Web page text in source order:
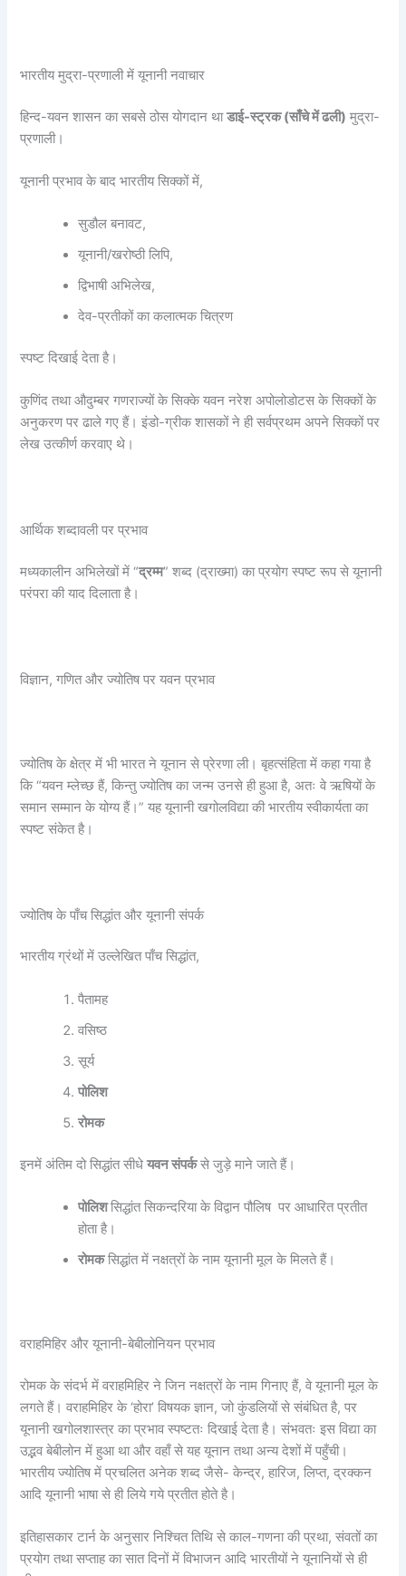
भारतीय मुद्रा-प्रणाली में यूनानी नवाचार
हिन्द-यवन शासन का सबसे ठोस योगदान थाडाई-स्ट्रक (साँचे में ढली) मुद्रा-
प्रणाली।
यूनानी प्रभाव के बाद भारतीय सिक्कों में,
सुडौल बनावट,
यूनानी/खरोष्ठी लिपि,
द्विभाषी अभिलेख,
देव-प्रतीकों का कलात्मक चित्रण
स्पष्ट दिखाई देता है।
कुणिंद तथा औदुम्बर गणराज्यों के सिक्के यवन नरेश अपोलोडोटस के सिक्कों के
अनुकरण पर ढाले गए हैं। इंडो-ग्रीक शासकों ने ही सर्वप्रथम अपने सिक्कों पर
लेख उत्कीर्ण करवाए थे।
आर्थिक शब्दावली पर प्रभाव
मध्यकालीन अभिलेखों में “द्रम्म” शब्द (द्राख्मा) का प्रयोग स्पष्ट रूप से यूनानी
परंपरा की याद दिलाता है।
विज्ञान, गणित और ज्योतिष पर यवन प्रभाव
ज्योतिष के क्षेत्र में भी भारत ने यूनान से प्रेरणा ली। बृहत्संहिता में कहा गया है
कि “यवन म्लेच्छ हैं, किन्तु ज्योतिष का जन्म उनसे ही हुआ है, अतः वे ऋषियों के
समान सम्मान के योग्य हैं।” यह यूनानी खगोलविद्या की भारतीय स्वीकार्यता का
स्पष्ट संकेत है।
ज्योतिष के पाँच सिद्धांत और यूनानी संपर्क
भारतीय ग्रंथों में उल्लेखित पाँच सिद्धांत,
पैतामह
वसिष्ठ
सूर्य
पोलिश
रोमक
इनमें अंतिम दो सिद्धांत सीधेयवन संपर्कसे जुड़े माने जाते हैं।
पोलिशसिद्धांत सिकन्दरिया के विद्वान पौलिष पर आधारित प्रतीत
होता है।
रोमकसिद्धांत में नक्षत्रों के नाम यूनानी मूल के मिलते हैं।
वराहमिहिर और यूनानी-बेबीलोनियन प्रभाव
रोमक के संदर्भ में वराहमिहिर ने जिन नक्षत्रों के नाम गिनाए हैं, वे यूनानी मूल के
लगते हैं। वराहमिहिर के ‘होरा’ विषयक ज्ञान, जो कुंडलियों से संबंधित है, पर
यूनानी खगोलशास्त्र का प्रभाव स्पष्टतः दिखाई देता है। संभवतः इस विद्या का
उद्भव बेबीलोन में हुआ था और वहाँ से यह यूनान तथा अन्य देशों में पहुँची।
भारतीय ज्योतिष में प्रचलित अनेक शब्द जैसे- केन्द्र, हारिज, लिप्त, द्रक्कन
आदि यूनानी भाषा से ही लिये गये प्रतीत होते है।
इतिहासकार टार्न के अनुसार निश्चित तिथि से काल-गणना की प्रथा, संवतों का
प्रयोग तथा सप्ताह का सात दिनों में विभाजन आदि भारतीयों ने यूनानियों से ही